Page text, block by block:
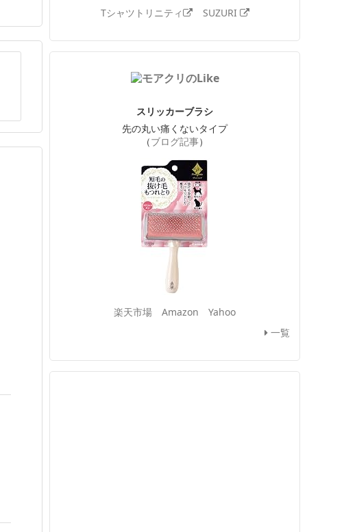
Tシャツトリニティ
SUZURI
スリッカーブラシ
先の丸い痛くないタイプ
（ブログ記事）
楽天市場 Amazon
Yahoo
一覧